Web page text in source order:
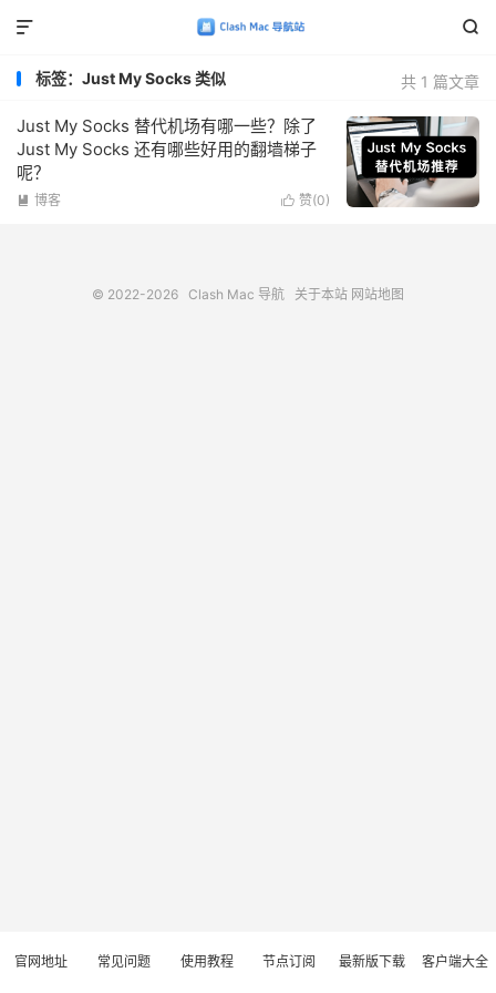


共 1 篇文章
标签：Just My Socks 类似
Just My Socks 替代机场有哪一些？除了
Just My Socks 还有哪些好用的翻墙梯子
呢？
 赞(0)
 博客
© 2022-2026 Clash Mac 导航 关于本站 网站地图
官网地址 常见问题 使用教程 节点订阅 最新版下载 客户端大全